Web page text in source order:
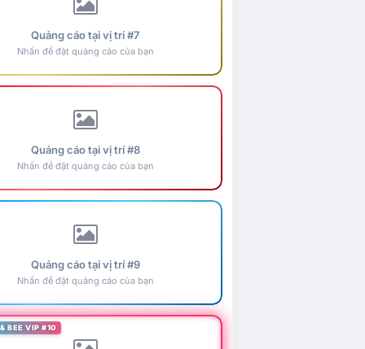
Quảng cáo tại vị trí #7
Nhấn để đặt quảng cáo của bạn
Quảng cáo tại vị trí #8
Nhấn để đặt quảng cáo của bạn
Quảng cáo tại vị trí #9
Nhấn để đặt quảng cáo của bạn
BEE VIP #10